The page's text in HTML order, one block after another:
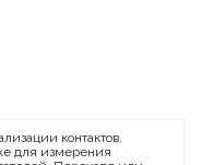
реквизиты
контактов,
для измерения